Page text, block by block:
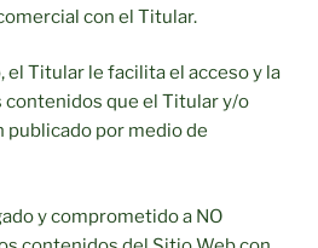
con el Titular.
el Titular le facilita el acceso y la
que el Titular y/o
publicado por medio de
y comprometido a NO